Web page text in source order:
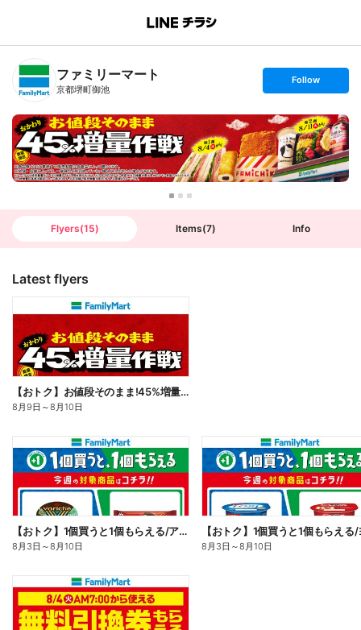
B
n
T
ファミリーマート
京都堺町御池
s
t
o
l
l
o
w
Follow
Flyers(15) Items(7) Info
Latest flyers
【おトク】お値段そのまま!45%増量作戦!
8月9日 ～8月10日
【おトク】1個買うと1個もらえる/アイス
8月3日 ～8月10日 8月3日 ～8月10日